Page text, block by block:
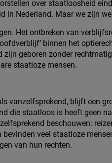
over staatloosheid
in Nederland. Maar we zijn
Het ontbreken van
binnen het
geboren zonder
staatloze mensen.
vanzelfsprekend, blijft een
die staatloos is heeft geen
beschouwen:
veel staatloze
van hun rechten.